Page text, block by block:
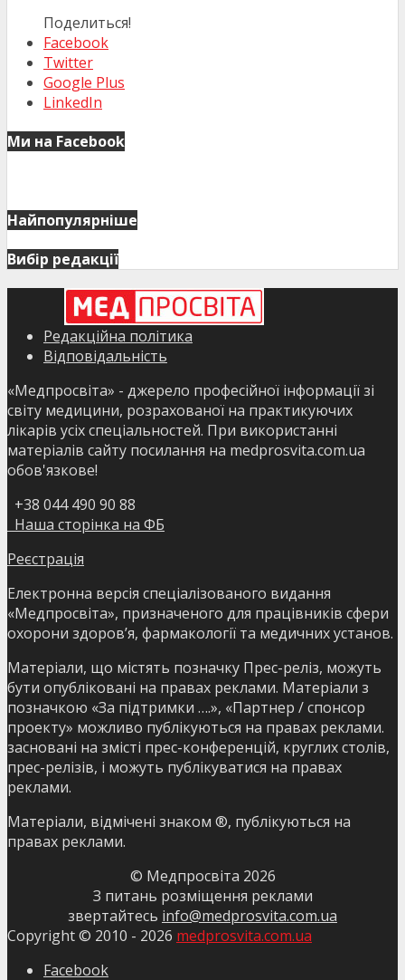
Поделиться!
Facebook
Twitter
Google Plus
LinkedIn
Ми на Facebook
Найпопулярніше
Вибір редакції
Редакційна політика
Відповідальність
«Медпросвіта» - джерело професійної інформації зі
світу медицини, розрахованої на практикуючих
лікарів усіх спеціальностей. При використанні
матеріалів сайту посилання на medprosvita.com.ua
обов'язкове!
+38 044 490 90 88
Наша сторінка на ФБ
Реєстрація
Електронна версія спеціалізованого видання
«Медпросвіта», призначеного для працівників сфери
охорони здоров’я, фармакології та медичних установ.
Матеріали, що містять позначку Прес-реліз, можуть
бути опубліковані на правах реклами. Матеріали з
позначкою «За підтримки ….», «Партнер / спонсор
проекту» можливо публікуються на правах реклами.
засновані на змісті прес-конференцій, круглих столів,
прес-релізів, і можуть публікуватися на правах
реклами.
Матеріали, відмічені знаком ®, публікуються на
правах реклами.
© Медпросвіта 2026
З питань розміщення реклами
звертайтесь info@medprosvita.com.ua
Copyright © 2010 - 2026 medprosvita.com.ua
Facebook